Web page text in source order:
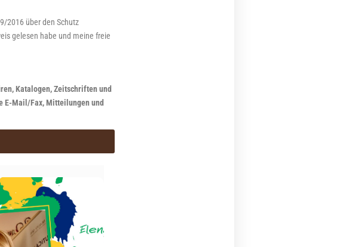
2016 über den Schutz
gelesen habe und meine freie
Katalogen, Zeitschriften und
E-Mail/Fax, Mitteilungen und
jeden Fall der Mangel an Sanftheit auf der Haut. Es gab keine